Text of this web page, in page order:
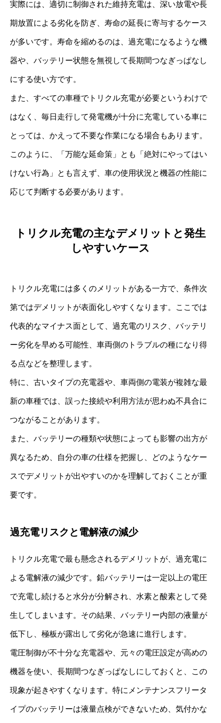
実際には、適切に制御された維持充電は、深い放電や長
期放置による劣化を防ぎ、寿命の延長に寄与するケース
が多いです。寿命を縮めるのは、過充電になるような機
器や、バッテリー状態を無視して長期間つなぎっぱなし
にする使い方です。
また、すべての車種でトリクル充電が必要というわけで
はなく、毎日走行して発電機が十分に充電している車に
とっては、かえって不要な作業になる場合もあります。
このように、「万能な延命策」とも「絶対にやってはい
けない行為」とも言えず、車の使用状況と機器の性能に
応じて判断する必要があります。
トリクル充電の主なデメリットと発生
しやすいケース
トリクル充電には多くのメリットがある一方で、条件次
第ではデメリットが表面化しやすくなります。ここでは
代表的なマイナス面として、過充電のリスク、バッテリ
ー劣化を早める可能性、車両側のトラブルの種になり得
る点などを整理します。
特に、古いタイプの充電器や、車両側の電装が複雑な最
新の車種では、誤った接続や利用方法が思わぬ不具合に
つながることがあります。
また、バッテリーの種類や状態によっても影響の出方が
異なるため、自分の車の仕様を把握し、どのようなケー
スでデメリットが出やすいのかを理解しておくことが重
要です。
過充電リスクと電解液の減少
トリクル充電で最も懸念されるデメリットが、過充電に
よる電解液の減少です。鉛バッテリーは一定以上の電圧
で充電し続けると水分が分解され、水素と酸素として発
生してしまいます。その結果、バッテリー内部の液量が
低下し、極板が露出して劣化が急速に進行します。
電圧制御が不十分な充電器や、元々の電圧設定が高めの
機器を使い、長期間つなぎっぱなしにしておくと、この
現象が起きやすくなります。特にメンテナンスフリータ
イプのバッテリーは液量点検ができないため、気付かな